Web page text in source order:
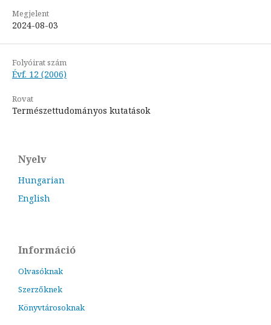
Megjelent
2024-08-03
Folyóirat szám
Évf. 12 (2006)
Rovat
Természettudományos kutatások
Nyelv
Hungarian
English
Információ
Olvasóknak
Szerzőknek
Könyvtárosoknak